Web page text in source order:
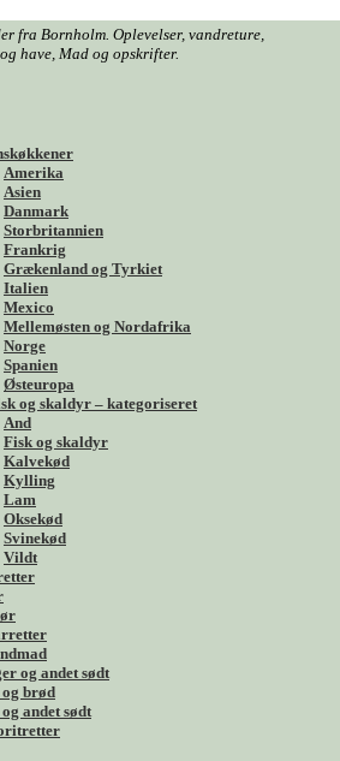
fra Bornholm. Oplevelser, vandreture,
have, Mad og opskrifter.
Amerika
Asien
Danmark
Storbritannien
Frankrig
Grækenland og Tyrkiet
Italien
Mexico
Mellemøsten og Nordafrika
Norge
Spanien
Østeuropa
og skaldyr – kategoriseret
And
Fisk og skaldyr
Kalvekød
Kylling
Lam
Oksekød
Svinekød
Vildt
og andet sødt
brød
andet sødt